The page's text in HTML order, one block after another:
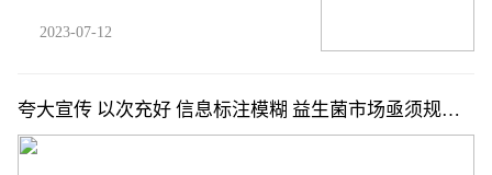
2023-07-12
夸大宣传 以次充好 信息标注模糊 益生菌市场亟须规范
发展